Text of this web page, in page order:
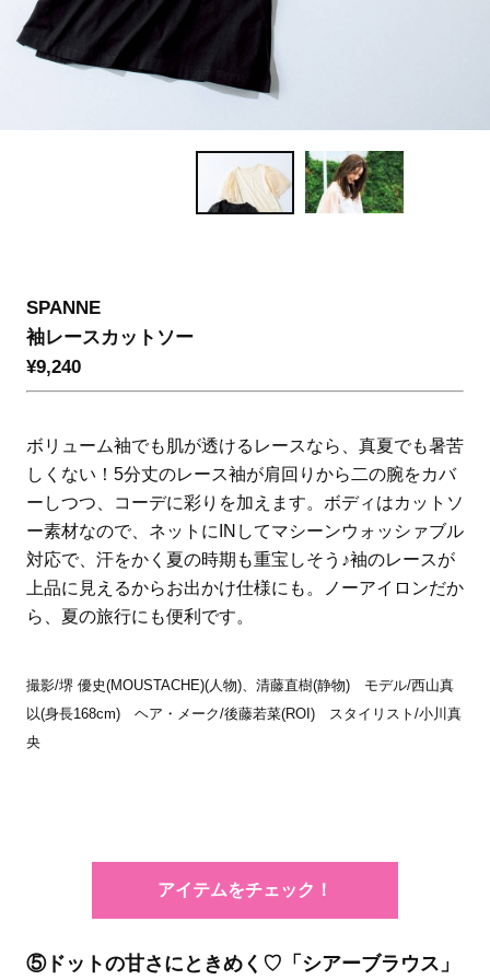
SPANNE
袖レースカットソー
¥9,240
ボリューム袖でも肌が透けるレースなら、真夏でも暑苦
しくない！5分丈のレース袖が肩回りから二の腕をカバ
ーしつつ、コーデに彩りを加えます。ボディはカットソ
ー素材なので、ネットにINしてマシーンウォッシァブル
対応で、汗をかく夏の時期も重宝しそう♪袖のレースが
上品に見えるからお出かけ仕様にも。ノーアイロンだか
ら、夏の旅行にも便利です。
撮影/堺 優史(MOUSTACHE)(人物)、清藤直樹(静物) モデル/西山真
以(身長168cm) ヘア・メーク/後藤若菜(ROI) スタイリスト/小川真
央
アイテムをチェック！
⑤ドットの甘さにときめく♡「シアーブラウス」